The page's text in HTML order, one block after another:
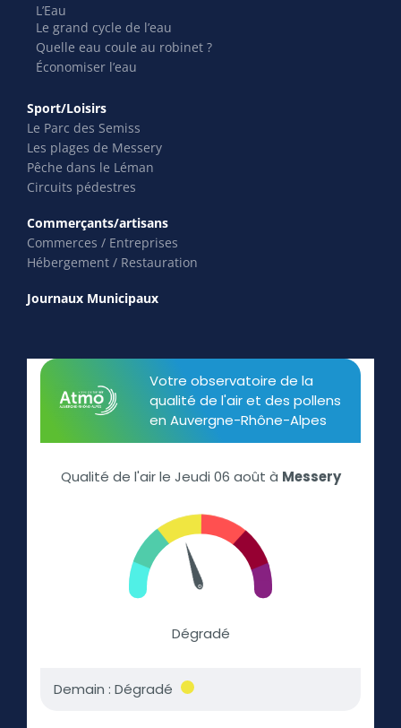
L’Eau
Le grand cycle de l’eau
Quelle eau coule au robinet ?
Économiser l’eau
Sport/Loisirs
Le Parc des Semiss
Les plages de Messery
Pêche dans le Léman
Circuits pédestres
Commerçants/artisans
Commerces / Entreprises
Hébergement / Restauration
Journaux Municipaux